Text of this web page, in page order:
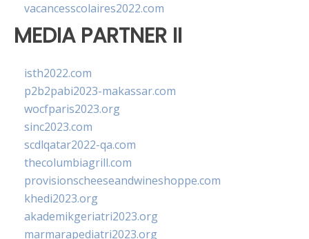
vacancesscolaires2022.com
MEDIA PARTNER II
isth2022.com
p2b2pabi2023-makassar.com
wocfparis2023.org
sinc2023.com
scdlqatar2022-qa.com
thecolumbiagrill.com
provisionscheeseandwineshoppe.com
khedi2023.org
akademikgeriatri2023.org
marmarapediatri2023.org